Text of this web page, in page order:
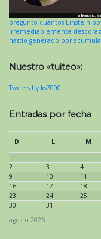
pregunto cuántos Einstein
irremediablemente
hastío generado por
Nuestro «tuiteo»:
Tweets by ks7000
Entradas por fecha
agosto 2026
D L M
2
3 4
9
10 11
16
17 18
23
24 25
30
31